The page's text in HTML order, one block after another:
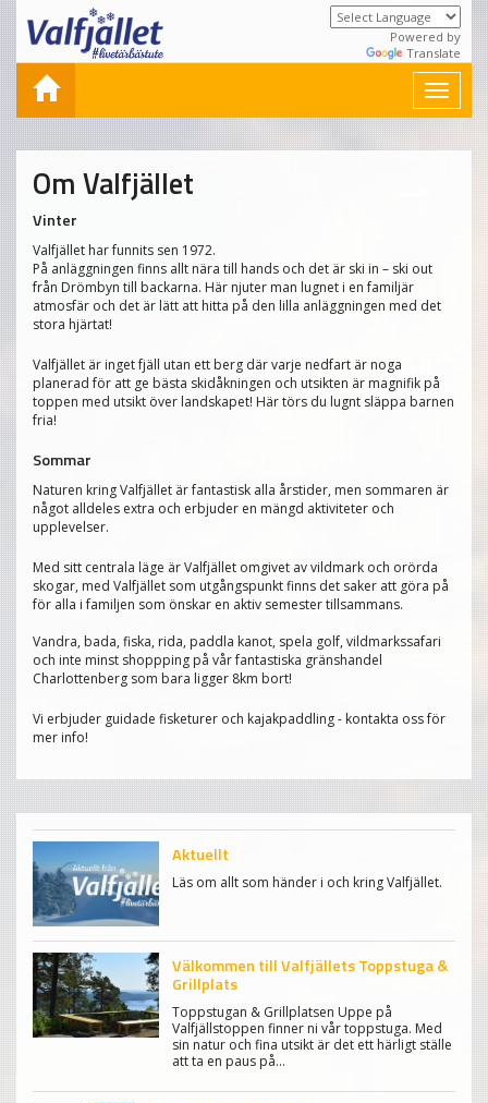
Powered by
Translate
Toggle
Om Valfjället
Vinter
Valfjället har funnits sen 1972.
På anläggningen finns allt nära till hands och det är ski in – ski out
från Drömbyn till backarna. Här njuter man lugnet i en familjär
atmosfär och det är lätt att hitta på den lilla anläggningen med det
stora hjärtat!
Valfjället är inget fjäll utan ett berg där varje nedfart är noga
planerad för att ge bästa skidåkningen och utsikten är magnifik på
toppen med utsikt över landskapet! Här törs du lugnt släppa barnen
fria!
Sommar
Naturen kring Valfjället är fantastisk alla årstider, men sommaren är
något alldeles extra och erbjuder en mängd aktiviteter och
upplevelser.
Med sitt centrala läge är Valfjället omgivet av vildmark och orörda
skogar, med Valfjället som utgångspunkt finns det saker att göra på
för alla i familjen som önskar en aktiv semester tillsammans.
Vandra, bada, fiska, rida, paddla kanot, spela golf, vildmarkssafari
och inte minst shoppping på vår fantastiska gränshandel
Charlottenberg som bara ligger 8km bort!
Vi erbjuder guidade fisketurer och kajakpaddling - kontakta oss för
mer info!
Aktuellt
Läs om allt som händer i och kring Valfjället.
Välkommen till Valfjällets Toppstuga &
Grillplats
Toppstugan & Grillplatsen Uppe på
Valfjällstoppen finner ni vår toppstuga. Med
sin natur och fina utsikt är det ett härligt ställe
att ta en paus på…